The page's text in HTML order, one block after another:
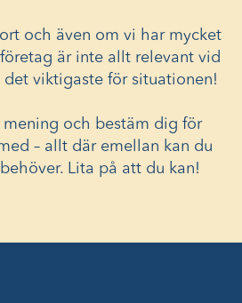
och även om vi har mycket
är inte allt relevant vid
viktigaste för situationen!
mening och bestäm dig för
– allt där emellan kan du
Lita på att du kan!